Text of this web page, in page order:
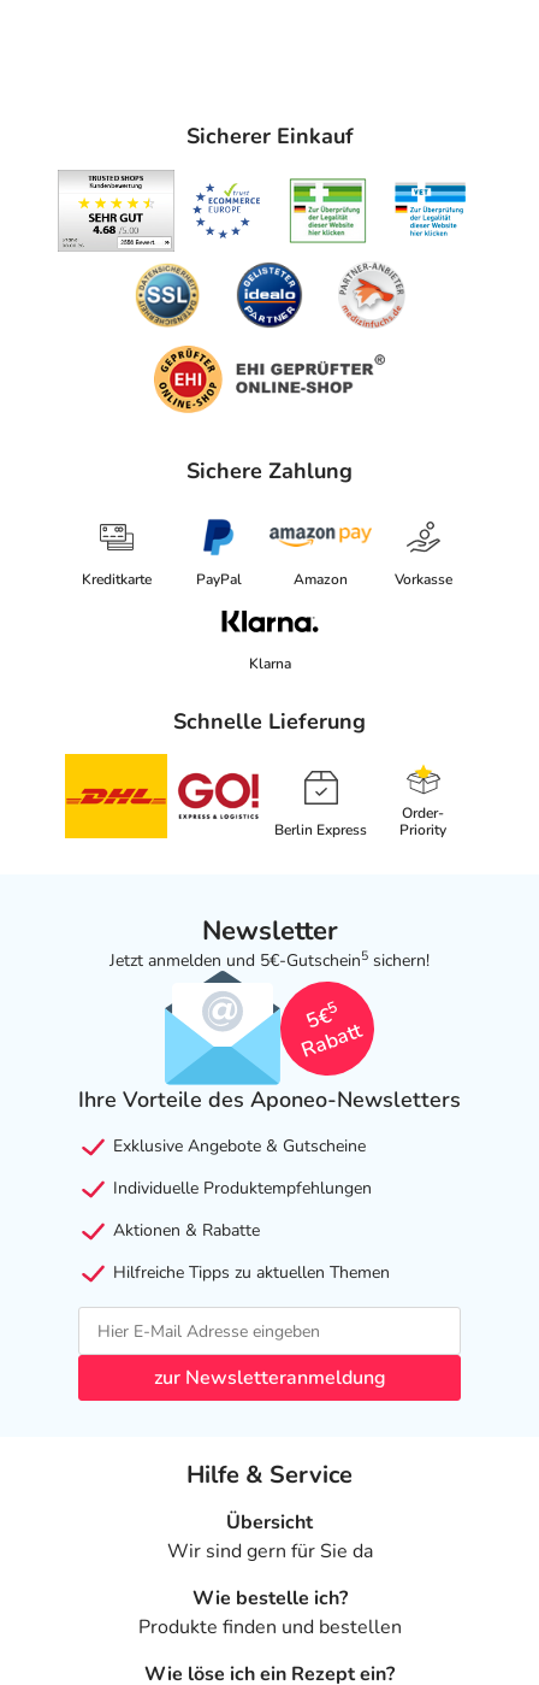
Sicherer Einkauf
Sichere Zahlung
Kreditkarte PayPal Amazon Vorkasse
Klarna
Schnelle Lieferung
Berlin Express
Order-
Priority
Newsletter
Jetzt anmelden und 5€-Gutschein5 sichern!
5€
5
Rabatt
Ihre Vorteile des Aponeo-Newsletters
Exklusive Angebote & Gutscheine
Individuelle Produktempfehlungen
Aktionen & Rabatte
Hilfreiche Tipps zu aktuellen Themen
zur Newsletteranmeldung
Hilfe & Service
Übersicht
Wir sind gern für Sie da
Wie bestelle ich?
Produkte finden und bestellen
Wie löse ich ein Rezept ein?